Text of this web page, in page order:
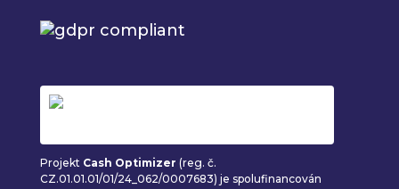
Projekt Cash Optimizer (reg. č.
CZ.01.01.01/01/24_062/0007683) je spolufinancován